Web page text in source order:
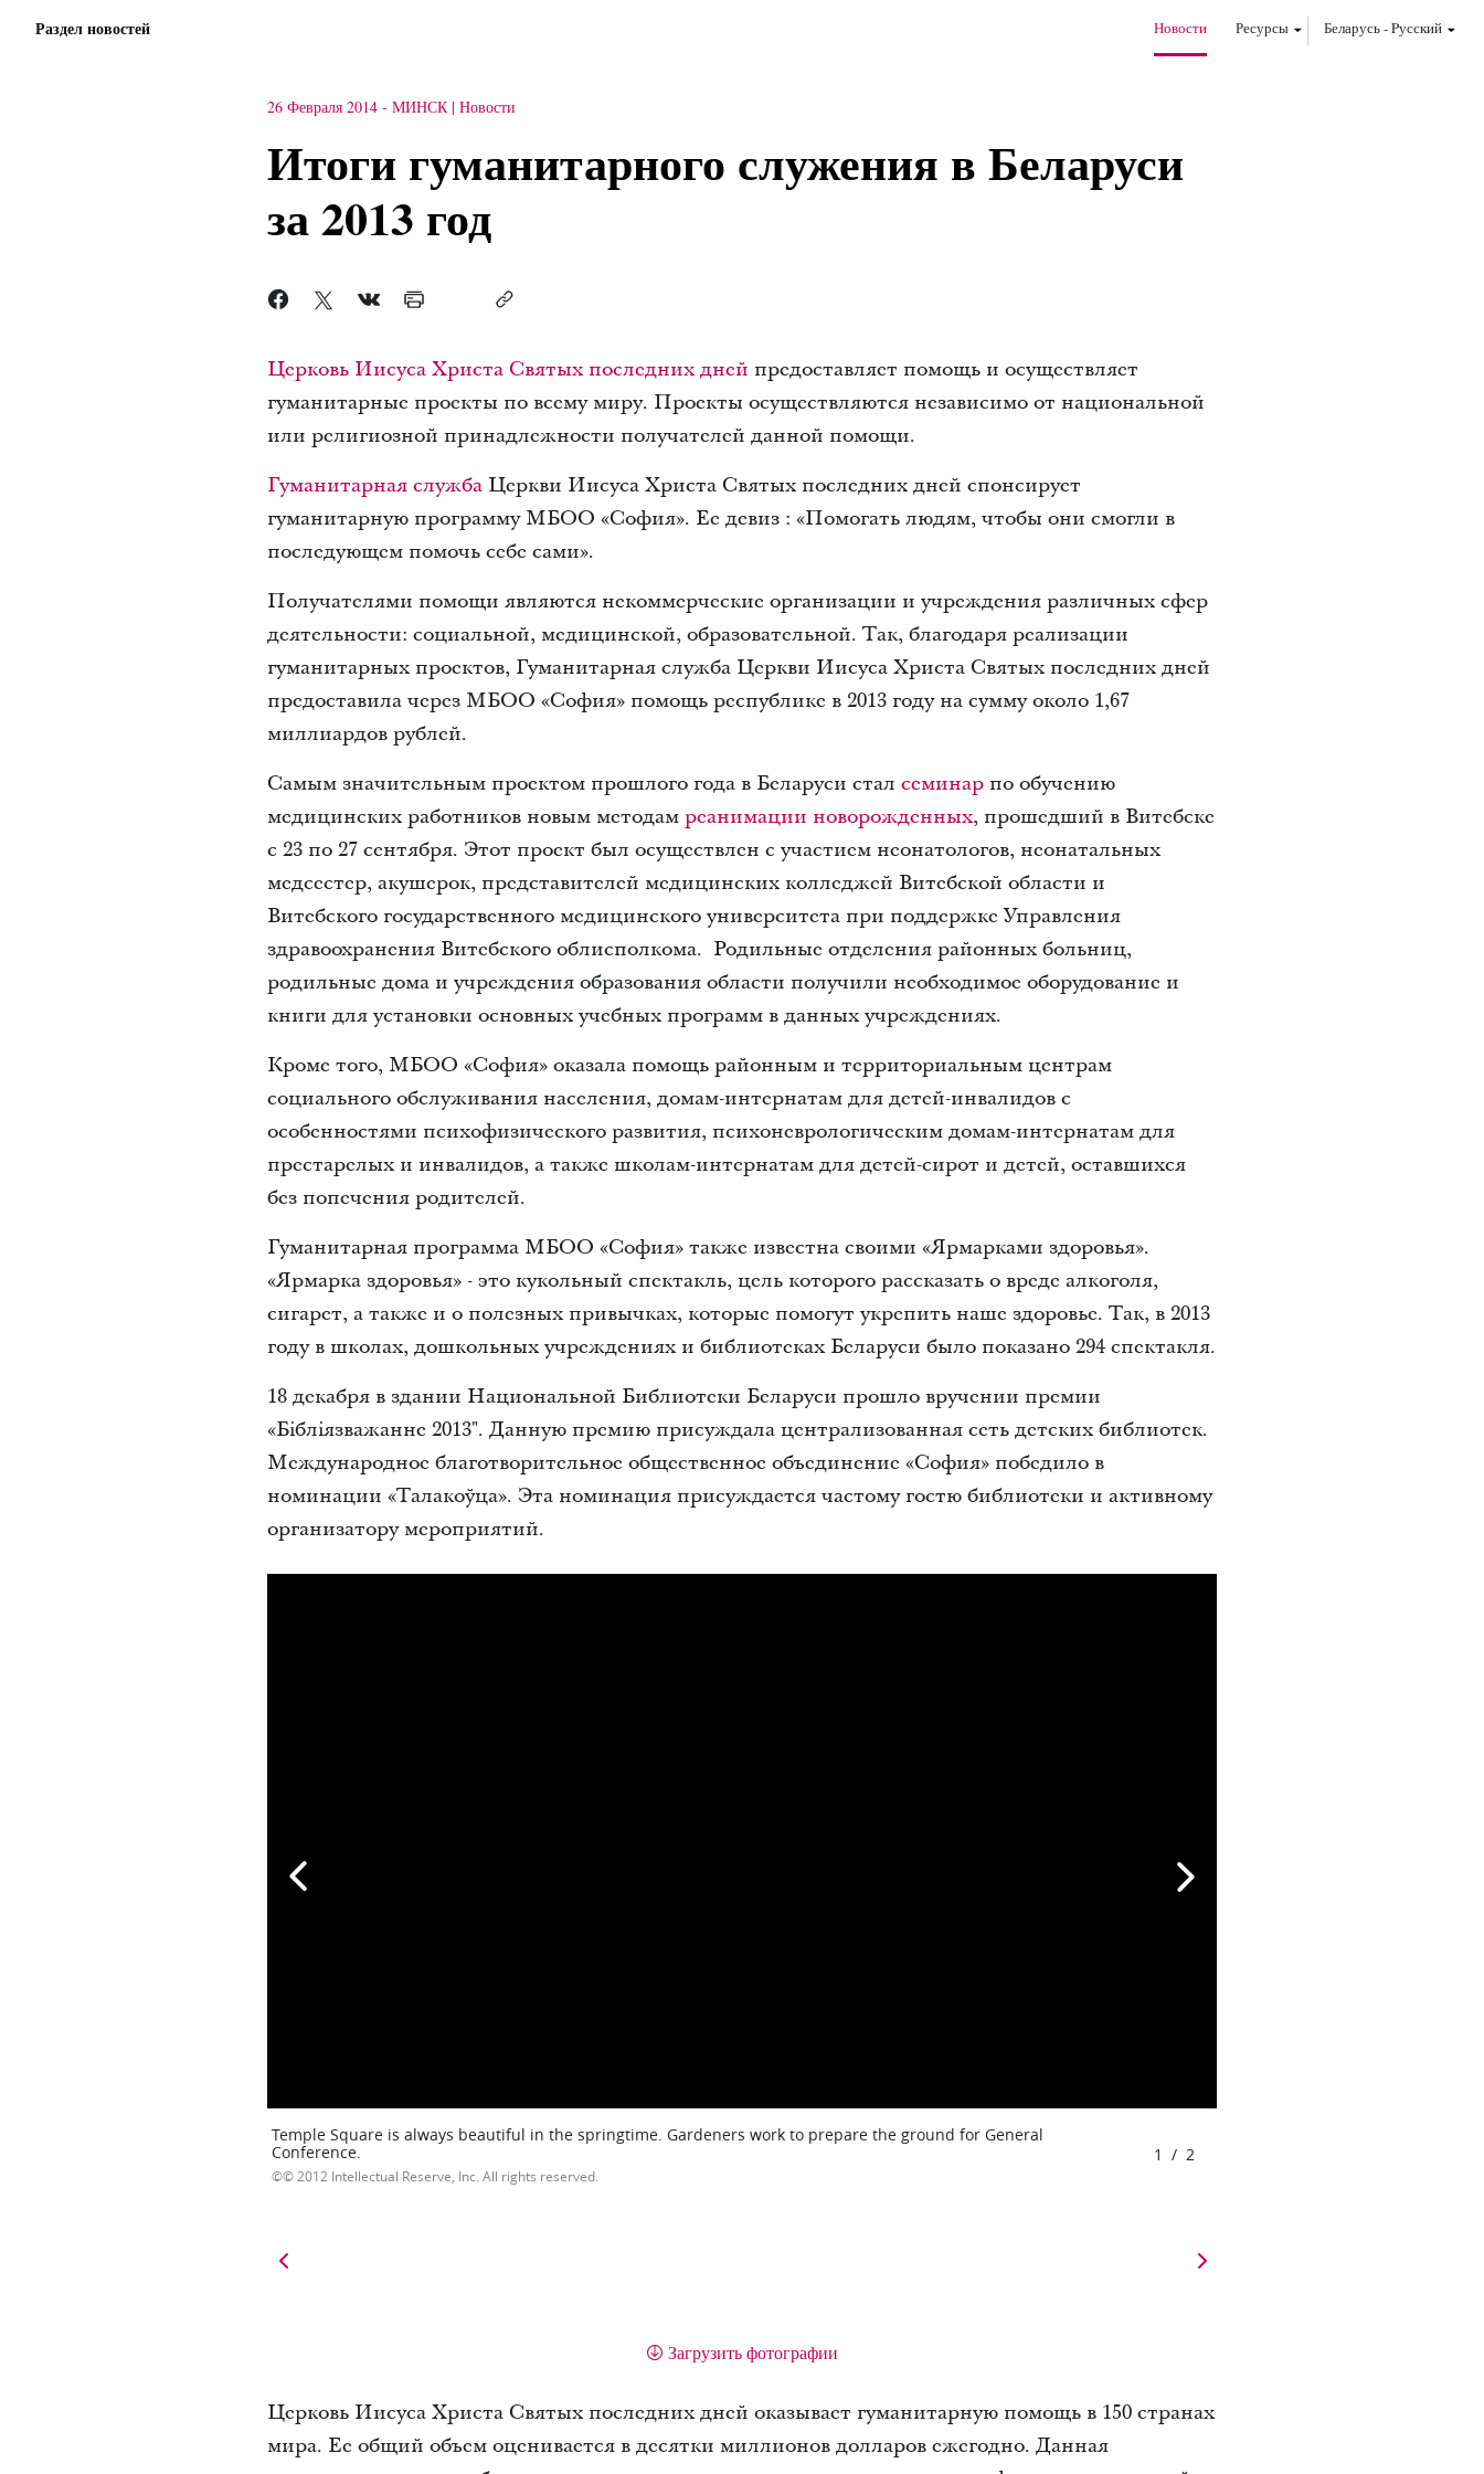
Раздел новостей Новости Ресурсы Беларусь-Pусский
26 Февраля 2014 - МИНСК Новости
Итоги гуманитарного служения в Беларуси
за 2013 год
Церковь Иисуса Христа Святых последних дней предоставляет помощь и осуществляет
гуманитарные проекты по всему миру. Проекты осуществляются независимо от национальной
или религиозной принадлежности получателей данной помощи.
Гуманитарная службаЦеркви Иисуса Христа Святых последних дней спонсирует
гуманитарную программу МБОО «София». Ее девиз : «Помогать людям, чтобы они смогли в
последующем помочь себе сами».
Получателями помощи являются некоммерческие организации и учреждения различных сфер
деятельности: социальной, медицинской, образовательной. Так, благодаря реализации
гуманитарных проектов, Гуманитарная служба Церкви Иисуса Христа Святых последних дней
предоставила через МБОО «София» помощь республике в 2013 году на сумму около 1,67
миллиардов рублей.
Самым значительным проектом прошлого года в Беларуси стал семинарпо обучению
медицинских работников новым методам реанимации новорожденных, прошедший в Витебске
с 23 по 27 сентября. Этот проект был осуществлен с участием неонатологов, неонатальных
медсестер, акушерок, представителей медицинских колледжей Витебской области и
Витебского государственного медицинского университета при поддержке Управления
здравоохранения Витебского облисполкома. Родильные отделения районных больниц,
родильные дома и учреждения образования области получили необходимое оборудование и
книги для установки основных учебных программ в данных учреждениях.
Кроме того, МБОО «София» оказала помощь районным и территориальным центрам
социального обслуживания населения, домам-интернатам для детей-инвалидов с
особенностями психофизического развития, психоневрологическим домам-интернатам для
престарелых и инвалидов, а также школам-интернатам для детей-сирот и детей, оставшихся
без попечения родителей.
Гуманитарная программа МБОО «София» также известна своими «Ярмарками здоровья».
«Ярмарка здоровья» - это кукольный спектакль, цель которого рассказать о вреде алкоголя,
сигарет, а также и о полезных привычках, которые помогут укрепить наше здоровье. Так, в 2013
году в школах, дошкольных учреждениях и библиотеках Беларуси было показано 294 спектакля.
18 декабря в здании Национальной Библиотеки Беларуси прошло вручении премии
«Бібліязважанне 2013″. Данную премию присуждала централизованная сеть детских библиотек.
Международное благотворительное общественное объединение «София» победило в
номинации «Талакоўца». Эта номинация присуждается частому гостю библиотеки и активному
организатору мероприятий.
Temple Square is always beautiful in the springtime. Gardeners work to prepare the ground for General
Conference.
© 2012 Intellectual Reserve, Inc. All rights reserved.
1 / 2
Загрузить фотографии
Церковь Иисуса Христа Святых последних дней оказывает гуманитарную помощь в 150 странах
мира. Ее общий объем оценивается в десятки миллионов долларов ежегодно. Данная